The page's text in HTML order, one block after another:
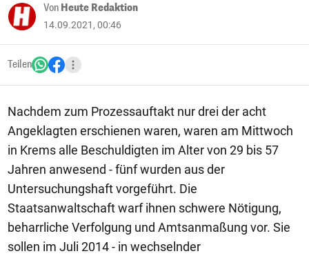
Von Heute Redaktion
14.09.2021, 00:46
Teilen
Nachdem zum Prozessauftakt nur drei der acht
Angeklagten erschienen waren, waren am Mittwoch
in Krems alle Beschuldigten im Alter von 29 bis 57
Jahren anwesend - fünf wurden aus der
Untersuchungshaft vorgeführt. Die
Staatsanwaltschaft warf ihnen schwere Nötigung,
beharrliche Verfolgung und Amtsanmaßung vor. Sie
sollen im Juli 2014 - in wechselnder